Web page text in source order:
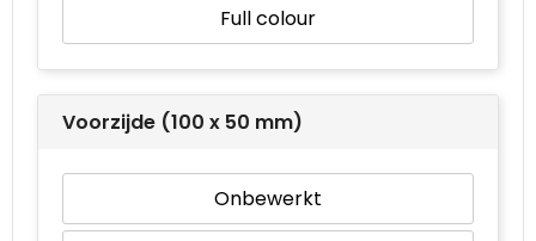
Full colour
Voorzijde (100 x 50 mm)
Onbewerkt